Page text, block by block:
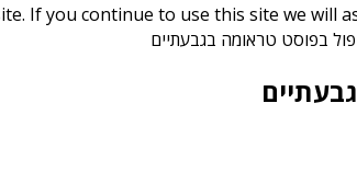
If you continue to use this site we will
בפוסט טראומה בגבעתיים